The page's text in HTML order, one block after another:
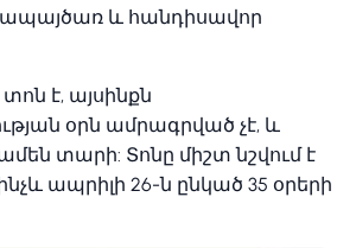
և հանդիսավոր
է, այսինքն
օրն ամրագրված չէ, և
տարի: Տոնը միշտ նշվում է
ապրիլի 26-ն ընկած 35 օրերի